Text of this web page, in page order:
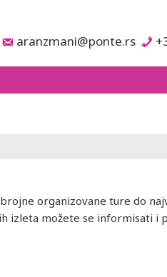
aranzmani@ponte.rs
organizovane ture do
izleta možete se informisati i